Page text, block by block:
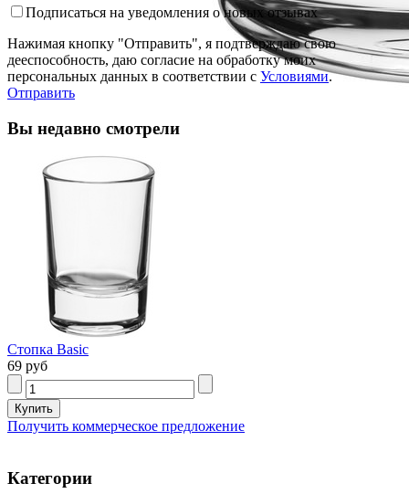
Подписаться на уведомления о новых отзывах
Нажимая кнопку "Отправить", я подтверждаю свою
дееспособность, даю согласие на обработку моих
персональных данных в соответствии с Условиями.
Отправить
Вы недавно смотрели
Стопка Basic
69 руб
Получить коммерческое предложение
Категории